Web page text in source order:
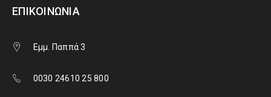
ΕΠΙΚΟΙΝΩΝΊΑ
Εμμ. Παππά 3
0030 24610 25 800